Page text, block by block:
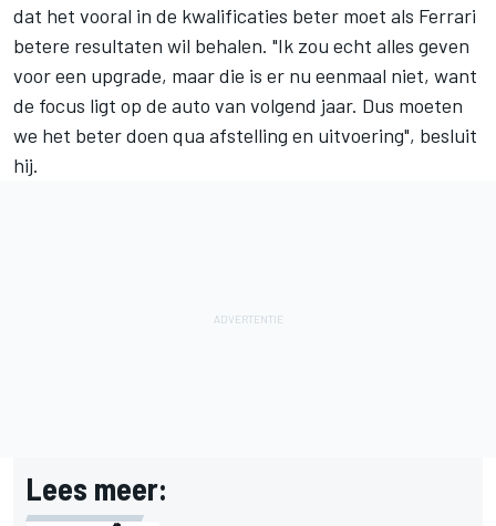
dat het vooral in de kwalificaties beter moet als Ferrari
betere resultaten wil behalen. "Ik zou echt alles geven
voor een upgrade, maar die is er nu eenmaal niet, want
de focus ligt op de auto van volgend jaar. Dus moeten
we het beter doen qua afstelling en uitvoering", besluit
hij.
Lees meer: